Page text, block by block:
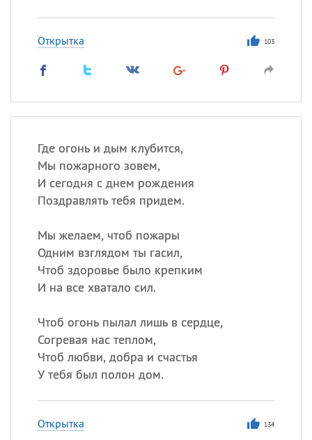
Открытка 103
Где огонь и дым клубится,
Мы пожарного зовем,
И сегодня с днем рождения
Поздравлять тебя придем.
Мы желаем, чтоб пожары
Одним взглядом ты гасил,
Чтоб здоровье было крепким
И на все хватало сил.
Чтоб огонь пылал лишь в сердце,
Согревая нас теплом,
Чтоб любви, добра и счастья
У тебя был полон дом.
Открытка 134